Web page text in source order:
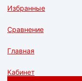
Избранные
Сравнение
Главная
Кабинет